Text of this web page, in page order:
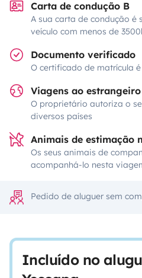
Carta de condução B
A sua carta de condução é
veículo com menos de
Documento verificado
O certificado de matrícula
Viagens ao
O proprietário autoriza o
diversos países
Animais de estimação
Os seus animais de
acompanhá-lo nesta
Pedido de aluguer sem
Incluído no